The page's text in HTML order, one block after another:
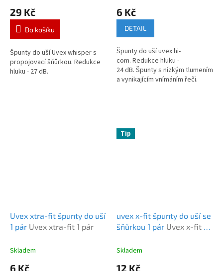
29 Kč
Do košíku
Špunty do uší Uvex whisper s
propojovací šňůrkou. Redukce
hluku - 27 dB.
6 Kč
DETAIL
Špunty do uší uvex hi-
com. Redukce hluku -
24 dB. Špunty s nízkým tlumením
a vynikajícím vnímáním řeči.
Uvex xtra-fit špunty do uší
1 pár Uvex xtra-fit 1 pár
Skladem
6 Kč
Tip
uvex x-fit špunty do uší se
šňůrkou 1 pár Uvex x-fit se
Skladem
12 Kč